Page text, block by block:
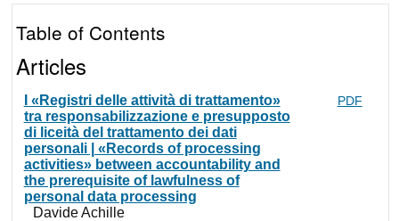
Table of Contents
Articles
I «Registri delle attività di trattamento»
tra responsabilizzazione e presupposto
di liceità del trattamento dei dati
personali | «Records of processing
activities» between accountability and
the prerequisite of lawfulness of
personal data processing
Davide Achille
PDF